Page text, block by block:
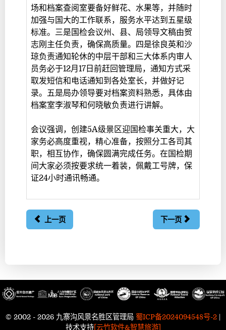
场和档案查阅室要备好鲜花、水果等，并随时
加强与国大的工作联系，服务水平达到五星级
标准。三是国检会议州、县、局领导文稿由贺
志刚主任负责，确保高质量。四是徐良英和沙
琼负责通知轮休的中层干部和三大体系内审人
员务必于12月17日前赶回管理局，通知方式采
取发短信和电话通知到各处室长，并做好记
录。五是局办领导要对档案资料熟悉，具体由
档案室李淑琴和何晓敏负责进行讲解。
会议强调，创建5A级景区迎国检事关重大，大
家务必高度重视，精心准备，按照分工各司其
职，相互协作，确保圆满完成任务。在国检期
间大家必须按要求统一着装，佩戴工号牌，保
证24小时通讯畅通。
上一页 下一页
© 2002 - 2026 九寨沟风景名胜区管理局 蜀ICP备2024094548号-2 |
技术支持[云竹软件&智慧旅游]